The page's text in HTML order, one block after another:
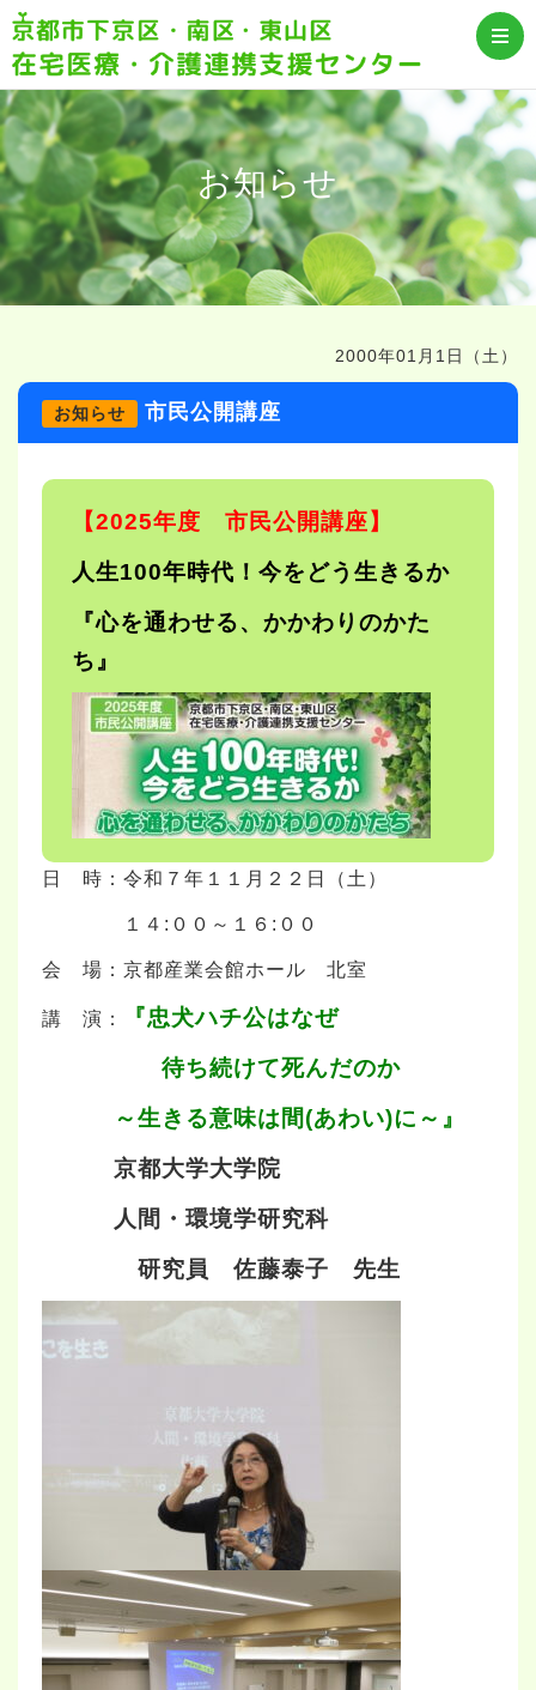
お知らせ
2000年01月1日（土）
お知らせ 市民公開講座
【2025年度 市民公開講座】
人生100年時代！今をどう生きるか
『心を通わせる、かかわりのかた
ち』
日 時：令和７年１１月２２日（土）
１４:００～１６:００
会 場：京都産業会館ホール 北室
講 演： 『忠犬ハチ公はなぜ
待ち続けて死んだのか
～生きる意味は間(あわい)に～』
京都大学大学院
人間・環境学研究科
研究員 佐藤泰子 先生